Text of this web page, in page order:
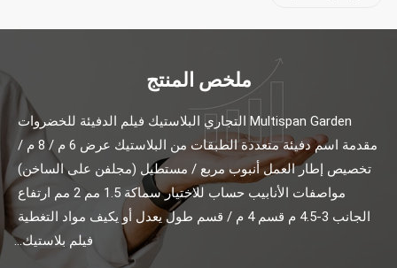
ملخص المنتج
فيلم بلاستيك...